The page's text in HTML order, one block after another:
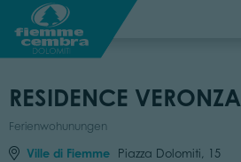
RESIDENCE VERONZA
Ferienwohunungen
Ville di Fiemme Piazza Dolomiti, 15